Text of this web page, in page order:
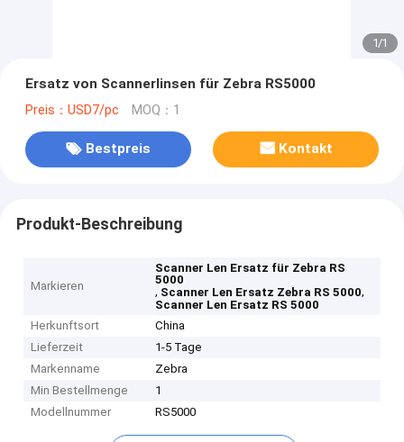
1/1
Ersatz von Scannerlinsen für Zebra RS5000
Preis：USD7/pc MOQ：1
Bestpreis Kontakt
Produkt-Beschreibung
Markieren
Scanner Len Ersatz für Zebra RS
5000
, Scanner Len Ersatz Zebra RS 5000,
Scanner Len Ersatz RS 5000
Herkunftsort
China
Lieferzeit
1-5 Tage
Markenname
Zebra
Min Bestellmenge
1
Modellnummer
RS5000